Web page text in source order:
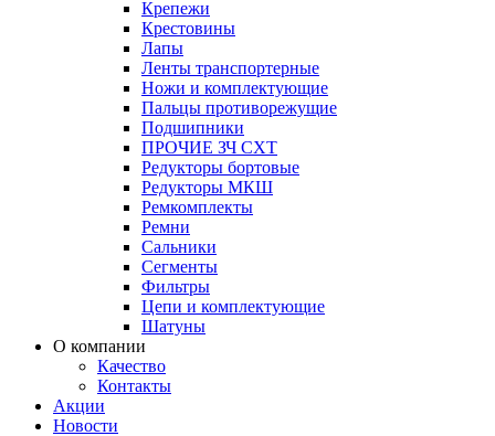
Крепежи
Крестовины
Лапы
Ленты транспортерные
Ножи и комплектующие
Пальцы противорежущие
Подшипники
ПРОЧИЕ ЗЧ СХТ
Редукторы бортовые
Редукторы МКШ
Ремкомплекты
Ремни
Сальники
Сегменты
Фильтры
Цепи и комплектующие
Шатуны
О компании
Качество
Контакты
Акции
Новости